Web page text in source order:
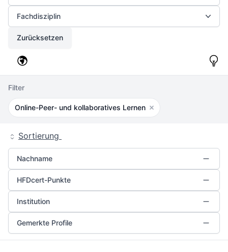
Fachdisziplin
Zurücksetzen
Filter
Online-Peer- und kollaboratives Lernen Filter entfernen
Sortierung
Nachname
HFDcert-Punkte
Institution
Gemerkte Profile